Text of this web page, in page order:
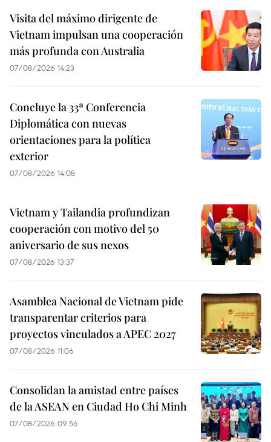
Visita del máximo dirigente de
Vietnam impulsan una cooperación
más profunda con Australia
07/08/2026 14:23
Concluye la 33ª Conferencia
Diplomática con nuevas
orientaciones para la política
exterior
07/08/2026 14:08
Vietnam y Tailandia profundizan
cooperación con motivo del 50
aniversario de sus nexos
07/08/2026 13:37
Asamblea Nacional de Vietnam pide
transparentar criterios para
proyectos vinculados a APEC 2027
07/08/2026 11:06
Consolidan la amistad entre países
de la ASEAN en Ciudad Ho Chi Minh
07/08/2026 09:56